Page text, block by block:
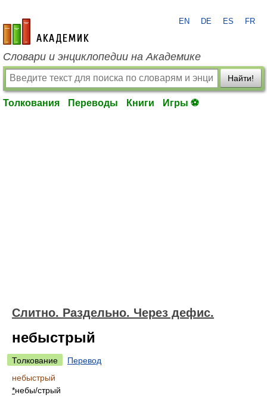
academic.ru
EN DE ES FR
Словари и энциклопедии на Академике
Найти!
Толкования Переводы Книги Игры ⚽
Слитно. Раздельно. Через дефис.
небыстрый
Толкование
Перевод
небыстрый
*небы/стрый